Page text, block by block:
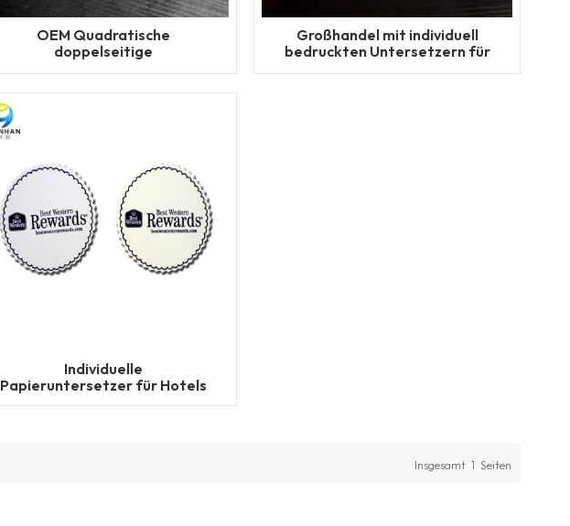
OEM Quadratische
doppelseitige
Großhandel mit individuell
bedruckten Untersetzern für
Individuelle
Papieruntersetzer für Hotels
Insgesamt 1 Seiten